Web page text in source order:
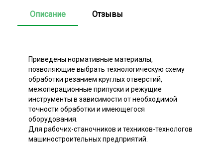
Описание Отзывы
Приведены нормативные материалы,
позволяющие выбрать технологическую схему
обработки резанием круглых отверстий,
межоперационные припуски и режущие
инструменты в зависимости от необходимой
точности обработки и имеющегося
оборудования.
Для рабочих-станочников и техников-технологов
машиностроительных предприятий.